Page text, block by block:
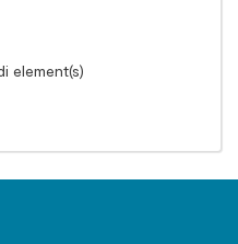
element(s)